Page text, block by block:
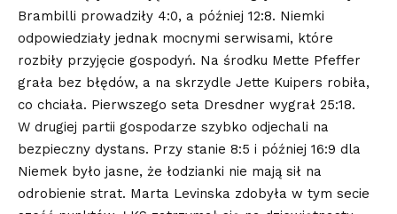
Brambilli prowadziły 4:0, a później 12:8. Niemki
odpowiedziały jednak mocnymi serwisami, które
rozbiły przyjęcie gospodyń. Na środku Mette Pfeffer
grała bez błędów, a na skrzydle Jette Kuipers robiła,
co chciała. Pierwszego seta Dresdner wygrał 25:18.
W drugiej partii gospodarze szybko odjechali na
bezpieczny dystans. Przy stanie 8:5 i później 16:9 dla
Niemek było jasne, że łodzianki nie mają sił na
odrobienie strat. Marta Levinska zdobyła w tym secie